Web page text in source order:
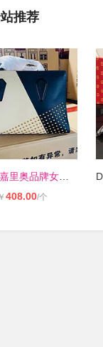
推荐
￥ 408.00/个